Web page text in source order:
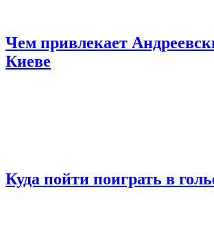
Чем привлекает
Киеве
Куда пойти поиграть в